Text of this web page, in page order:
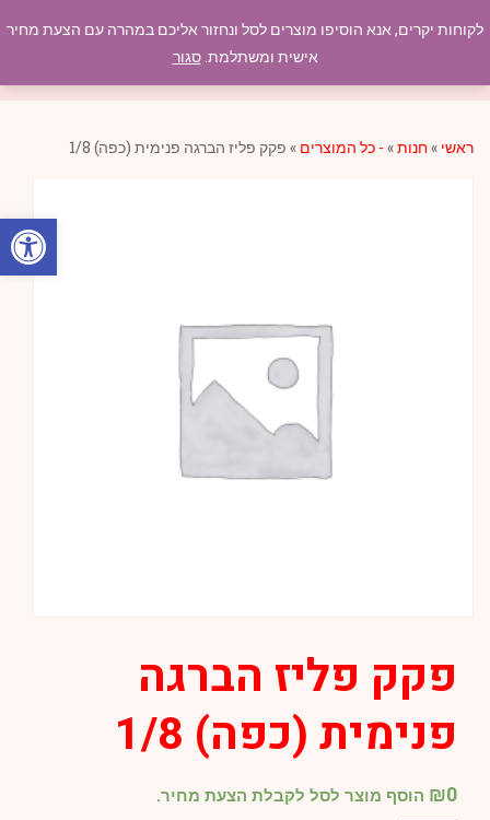
פתח
ראשי »חנות» - כל המוצרים » פקק פליז הברגה פנימית (כפה) 1/8
פקק פליז הברגה
פנימית (כפה) 1/8
₪0 הוסף מוצר לסל לקבלת הצעת מחיר.
לקוחות יקרים, אנא הוסיפו מוצרים לסל ונחזור אליכם במהרה עם הצעת מחיר
אישית ומשתלמת.סגור